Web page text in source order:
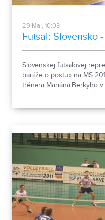
29.Mar, 10:03
Futsal: Slovensko
Slovenskej futsalovej
baráže o postup na MS
trénera Mariána Berkyho